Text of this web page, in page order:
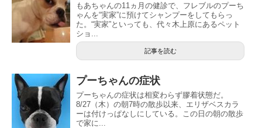
もあちゃんの11ヵ月の健診で、フレブルのプーち
ゃんを“実家”に預けてシャンプーをしてもらっ
た。“実家”といっても、代々木上原にあるペット
ショ...
記事を読む
プーちゃんの症状
プーちゃんの症状は相変わらず膠着状態だ。
8/27（木）の朝7時の散歩以来、エリザベスカラ
ーは付けっぱなしにしている。この日の朝の散歩
で家に...